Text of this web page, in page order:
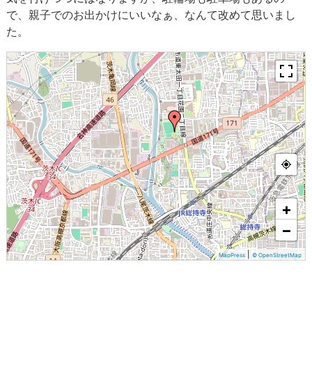
で、親子でのお出かけにいいなぁ、なんて改めて思いまし
た。
+
−
MapPress| © OpenStreetMap